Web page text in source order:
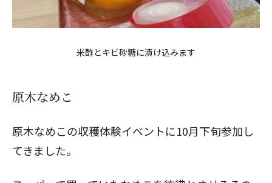
米酢とキビ砂糖に漬け込みます
原木なめこ
原木なめこの収穫体験イベントに10月下旬参加し
てきました。